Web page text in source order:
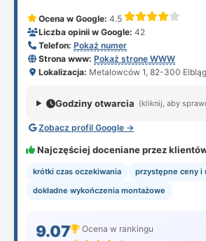
Ocena w Google: 4.5
Liczba opinii w Google: 42
Telefon: Pokaż numer
Strona www: Pokaż stronę WWW
Lokalizacja: Metalowców 1, 82-300 Elbląg
Godziny otwarcia (kliknij, aby
Zobacz profil Google →
Najczęściej doceniane przez
krótki czas oczekiwania
przystępne ceny i
dokładne wykończenia montażowe
9.07 Ocena w rankingu